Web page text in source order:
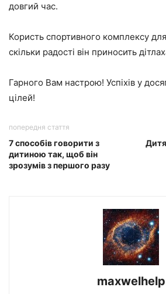
довгий час.
Користь спортивного комплексу
скільки радості він приносить
Гарного Вам настрою! Успіхів у
цілей!
попередня стаття
7 способів говорити з
дитиною так, щоб він
зрозумів з першого разу
maxwelhelp